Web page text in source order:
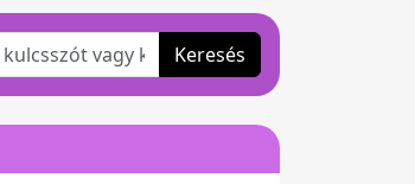
Keresés